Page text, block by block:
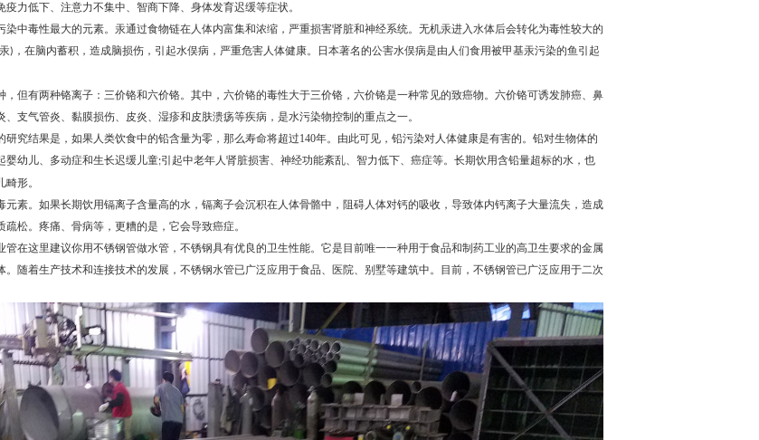
疫力低下、注意力不集中、智商下降、身体发育迟缓等症状。
毒性最大的元素。汞通过食物链在人体内富集和浓缩，严重损害肾脏和神经系统。无机汞进入水体后会转化为毒性较大的
) ，在脑内蓄积，造成脑损伤，引起水俣病，严重危害人体健康。日本著名的公害水俣病是由人们食用被甲基汞污染的鱼引起
有两种铬离子：三价铬和六价铬。其中，六价铬的毒性大于三价铬，六价铬是一种常见的致癌物。六价铬可诱发肺癌、鼻
、支气管炎、黏膜损伤、皮炎、湿疹和皮肤溃疡等疾病，是水污染物控制的重点之一。
究结果是，如果人类饮食中的铅含量为零，那么寿命将超过140年。由此可见，铅污染对人体健康是有害的。铅对生物体的
婴幼儿、多动症和生长迟缓儿童;引起中老年人肾脏损害、神经功能紊乱、智力低下、癌症等。长期饮用含铅量超标的水，也
形。
。如果长期饮用镉离子含量高的水，镉离子会沉积在人体骨骼中，阻碍人体对钙的吸收，导致体内钙离子大量流失，造成
疏松。疼痛、骨病等，更糟的是，它会导致癌症。
管在这里建议你用不锈钢管做水管，不锈钢具有优良的卫生性能。它是目前唯一一种用于食品和制药工业的高卫生要求的金属
。随着生产技术和连接技术的发展，不锈钢水管已广泛应用于食品、医院、别墅等建筑中。目前，不锈钢管已广泛应用于二次